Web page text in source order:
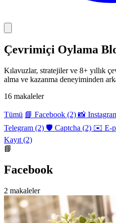
Çevrimiçi Oylama
Kılavuzlar, stratejiler ve 8+ yıllık
alma ve kazanma deneyiminden
16 makaleler
Tümü 📘 Facebook (2) 📸
Telegram (2) 🛡️ Captcha (2) ✉️ E-
Kayıt (2)
📘
Facebook
2 makaleler